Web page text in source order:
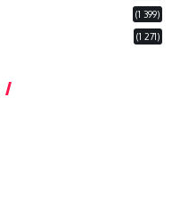
(1 399)
(1 271)